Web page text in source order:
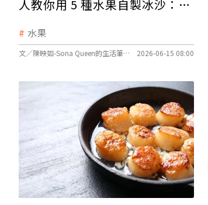
人教你用 5 種水果自製冰沙：純
水果
文／陳映如-Sona Queen的生活筆記本 2026-06-15 08:00